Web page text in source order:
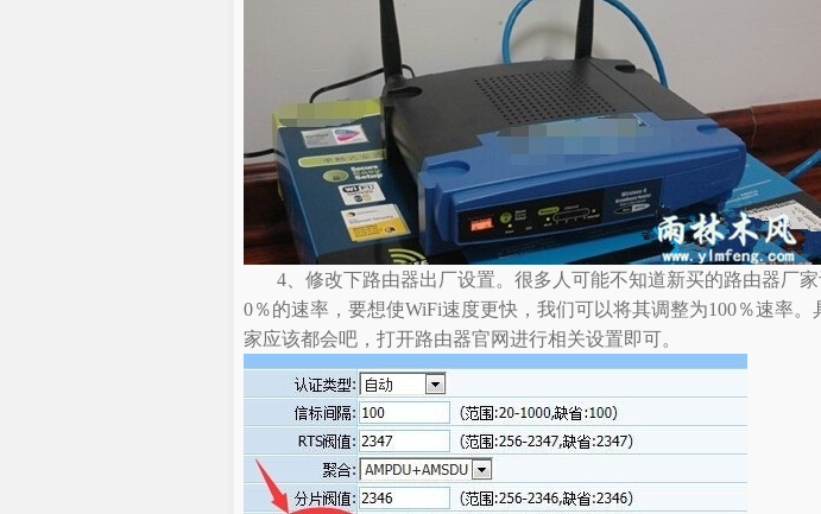
4、修改下路由器出厂设置。很多人可能不知道新买的路由器厂
0％的速率，要想使WiFi速度更快，我们可以将其调整为100％速率。
家应该都会吧，打开路由器官网进行相关设置即可。